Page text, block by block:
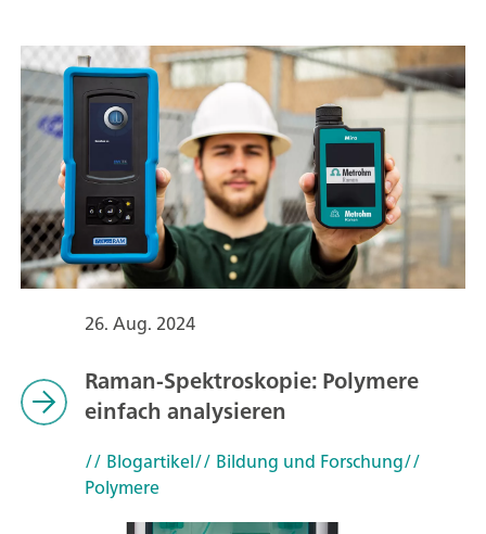
26. Aug. 2024
Raman-Spektroskopie: Polymere
einfach analysieren
// Blogartikel// Bildung und Forschung//
Polymere